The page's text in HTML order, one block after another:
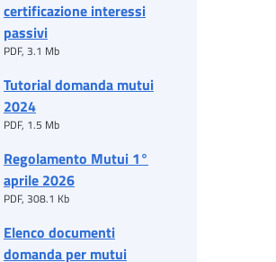
certificazione interessi
passivi
PDF, 3.1 Mb
Tutorial domanda mutui
2024
PDF, 1.5 Mb
Regolamento Mutui 1°
aprile 2026
PDF, 308.1 Kb
Elenco documenti
domanda per mutui